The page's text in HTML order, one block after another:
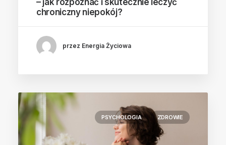
chroniczny niepokój?
przez Energia Życiowa
PSYCHOLOGIA ZDROWIE